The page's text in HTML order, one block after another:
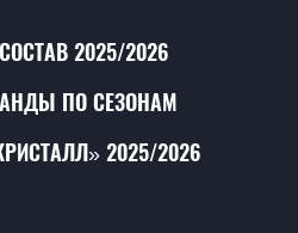
2025/2026
ПО СЕЗОНАМ
2025/2026